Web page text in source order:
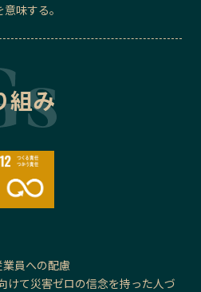
味する。
組み
業員への配慮
けて災害ゼロの信念を持った人づ